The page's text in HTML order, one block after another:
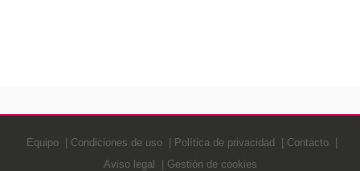
Equipo Condiciones de uso Política de privacidad
Contacto
Aviso legal
Gestión de cookies